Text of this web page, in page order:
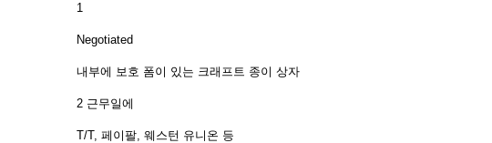
1
Negotiated
내부에 보호 폼이 있는 크래프트 종이 상자
2 근무일에
T/T, 페이팔, 웨스턴 유니온 등